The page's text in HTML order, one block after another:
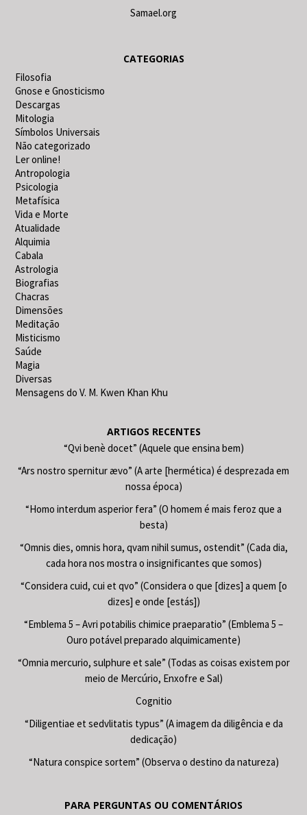
Samael.org
CATEGORIAS
Filosofia
Gnose e Gnosticismo
Descargas
Mitologia
Símbolos Universais
Não categorizado
Ler online!
Antropologia
Psicologia
Metafísica
Vida e Morte
Atualidade
Alquimia
Cabala
Astrologia
Biografias
Chacras
Dimensões
Meditação
Misticismo
Saúde
Magia
Diversas
Mensagens do V. M. Kwen Khan Khu
ARTIGOS RECENTES
“Qvi benè docet” (Aquele que ensina bem)
“Ars nostro spernitur ævo” (A arte [hermética) é desprezada em
nossa época)
“Homo interdum asperior fera” (O homem é mais feroz que a
besta)
“Omnis dies, omnis hora, qvam nihil sumus, ostendit” (Cada dia,
cada hora nos mostra o insignificantes que somos)
“Considera cuid, cui et qvo” (Considera o que [dizes] a quem [o
dizes] e onde [estás])
“Emblema 5 – Avri potabilis chimice praeparatio” (Emblema 5 –
Ouro potável preparado alquimicamente)
“Omnia mercurio, sulphure et sale” (Todas as coisas existem por
meio de Mercúrio, Enxofre e Sal)
Cognitio
“Diligentiae et sedvlitatis typus” (A imagem da diligência e da
dedicação)
“Natura conspice sortem” (Observa o destino da natureza)
PARA PERGUNTAS OU COMENTÁRIOS